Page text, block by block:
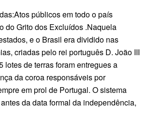
públicos em todo o país
do Grito dos Excluídos .Naquela
e o Brasil era dividido nas
criadas pelo rei português D. João III
lotes de terras foram entregues a
da coroa responsáveis por
em prol de Portugal. O sistema
da data formal da independência,